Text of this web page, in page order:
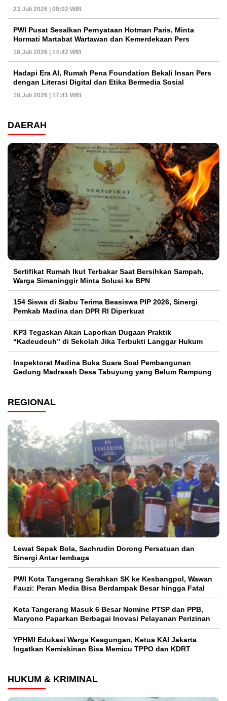
23 Juli 2026 | 09:02 WIB
PWI Pusat Sesalkan Pernyataan Hotman Paris, Minta
Hormati Martabat Wartawan dan Kemerdekaan Pers
19 Juli 2026 | 14:42 WIB
Hadapi Era AI, Rumah Pena Foundation Bekali Insan Pers
dengan Literasi Digital dan Etika Bermedia Sosial
18 Juli 2026 | 17:41 WIB
DAERAH
Sertifikat Rumah Ikut Terbakar Saat Bersihkan Sampah,
Warga Simaninggir Minta Solusi ke BPN
154 Siswa di Siabu Terima Beasiswa PIP 2026, Sinergi
Pemkab Madina dan DPR RI Diperkuat
KP3 Tegaskan Akan Laporkan Dugaan Praktik
“Kadeudeuh” di Sekolah Jika Terbukti Langgar Hukum
Inspektorat Madina Buka Suara Soal Pembangunan
Gedung Madrasah Desa Tabuyung yang Belum Rampung
REGIONAL
Lewat Sepak Bola, Sachrudin Dorong Persatuan dan
Sinergi Antar lembaga
PWI Kota Tangerang Serahkan SK ke Kesbangpol, Wawan
Fauzi: Peran Media Bisa Berdampak Besar hingga Fatal
Kota Tangerang Masuk 6 Besar Nomine PTSP dan PPB,
Maryono Paparkan Berbagai Inovasi Pelayanan Perizinan
YPHMI Edukasi Warga Keagungan, Ketua KAI Jakarta
Ingatkan Kemiskinan Bisa Memicu TPPO dan KDRT
HUKUM & KRIMINAL